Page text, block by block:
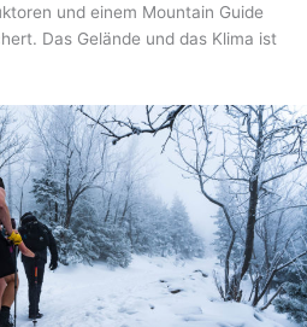
und einem Mountain Guide
Das Gelände und das Klima ist